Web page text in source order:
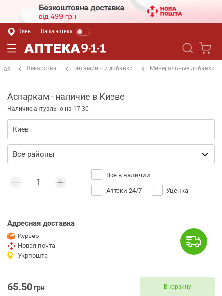
Киев Ваша аптека
Лекарства Витамины и добавки Минеральные добавки
Аспаркам - наличие в Киеве
Наличие актуально на 17:30
Все в наличии
Аптеки 24/7 Уценка
Адресная доставка
Курьер
Новая почта
Укрпошта
65.50грн В корзину